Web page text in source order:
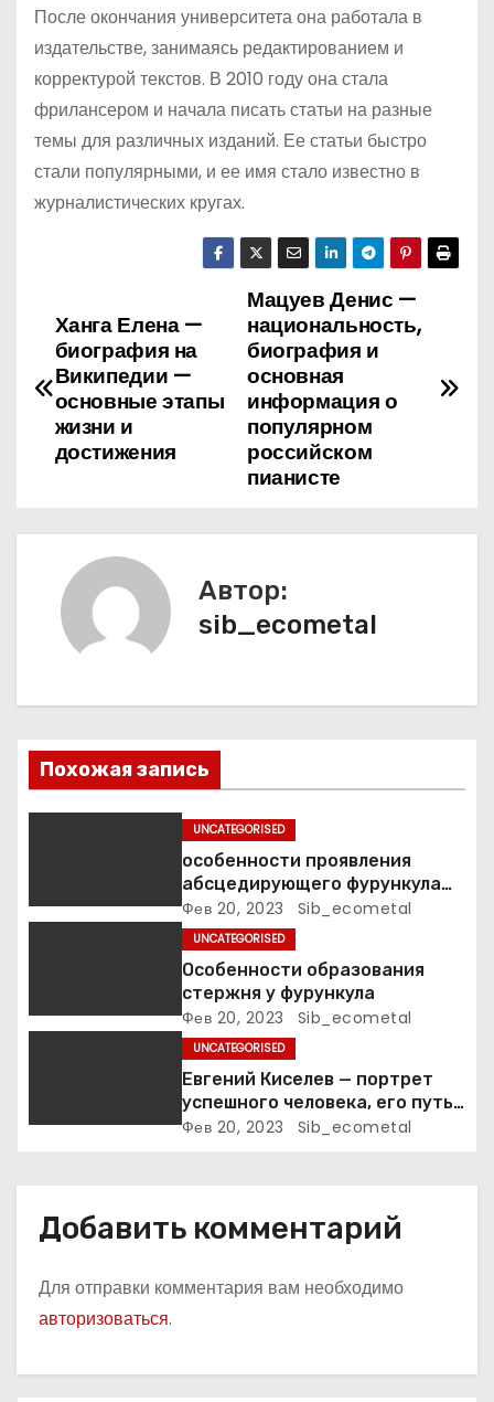
После окончания университета она работала в
издательстве, занимаясь редактированием и
корректурой текстов. В 2010 году она стала
фрилансером и начала писать статьи на разные
темы для различных изданий. Ее статьи быстро
стали популярными, и ее имя стало известно в
журналистических кругах.
Н
в
а
о
з
п
с
Мацуев Денис —
национальность,
биография и
основная
информация о
популярном
российском
пианисте
Ханга Елена —
биография на
Википедии —
основные этапы
жизни и
достижения
Автор:
sib_ecometal
Похожая запись
UNCATEGORISED
особенности проявления
абсцедирующего фурункула
код по МКБ-10
Фев 20, 2023 Sib_ecometal
UNCATEGORISED
Особенности образования
стержня у фурункула
Фев 20, 2023 Sib_ecometal
UNCATEGORISED
Евгений Киселев — портрет
успешного человека, его путь
к славе и личное счастье
Фев 20, 2023 Sib_ecometal
Добавить комментарий
Для отправки комментария вам необходимо
авторизоваться.